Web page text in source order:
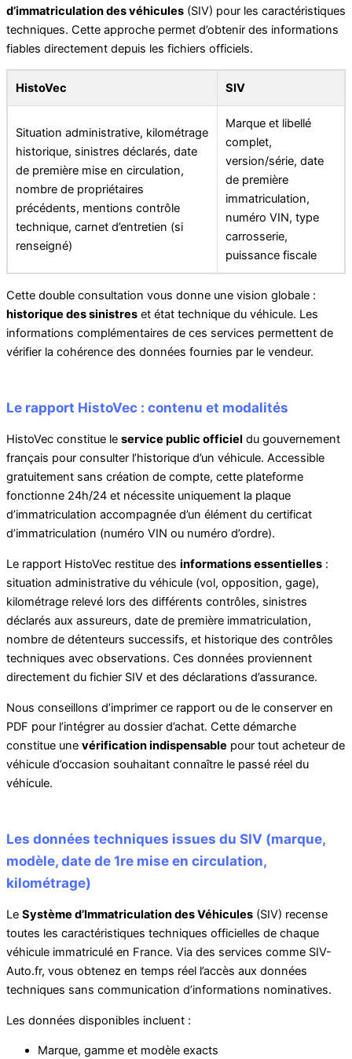
d’immatriculation des véhicules (SIV) pour les caractéristiques
techniques. Cette approche permet d’obtenir des informations
fiables directement depuis les fichiers officiels.
HistoVec SIV
Situation administrative, kilométrage
historique, sinistres déclarés, date
de première mise en circulation,
nombre de propriétaires
précédents, mentions contrôle
technique, carnet d’entretien (si
renseigné)
Marque et libellé
complet,
version/série, date
de première
immatriculation,
numéro VIN, type
carrosserie,
puissance fiscale
Cette double consultation vous donne une vision globale :
historique des sinistres et état technique du véhicule. Les
informations complémentaires de ces services permettent de
vérifier la cohérence des données fournies par le vendeur.
Le rapport HistoVec : contenu et modalités
HistoVec constitue le service public officiel du gouvernement
français pour consulter l’historique d’un véhicule. Accessible
gratuitement sans création de compte, cette plateforme
fonctionne 24h/24 et nécessite uniquement la plaque
d’immatriculation accompagnée d’un élément du certificat
d’immatriculation (numéro VIN ou numéro d’ordre).
Le rapport HistoVec restitue des informations essentielles :
situation administrative du véhicule (vol, opposition, gage),
kilométrage relevé lors des différents contrôles, sinistres
déclarés aux assureurs, date de première immatriculation,
nombre de détenteurs successifs, et historique des contrôles
techniques avec observations. Ces données proviennent
directement du fichier SIV et des déclarations d’assurance.
Nous conseillons d’imprimer ce rapport ou de le conserver en
PDF pour l’intégrer au dossier d’achat. Cette démarche
constitue une vérification indispensable pour tout acheteur de
véhicule d’occasion souhaitant connaître le passé réel du
véhicule.
Les données techniques issues du SIV (marque,
modèle, date de 1re mise en circulation,
kilométrage)
Le Système d’Immatriculation des Véhicules (SIV) recense
toutes les caractéristiques techniques officielles de chaque
véhicule immatriculé en France. Via des services comme SIV-
Auto.fr, vous obtenez en temps réel l’accès aux données
techniques sans communication d’informations nominatives.
Les données disponibles incluent :
Marque, gamme et modèle exacts